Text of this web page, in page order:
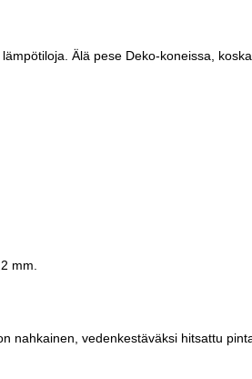
Älä pese Deko-koneissa,
mm.
nahkainen, vedenkestäväksi hitsattu